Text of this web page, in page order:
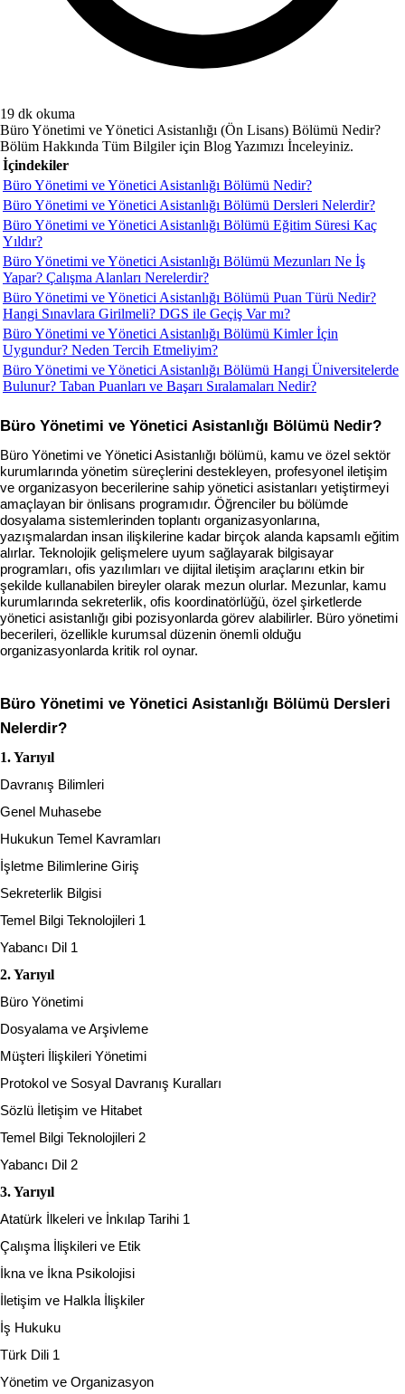
19 dk okuma
Büro Yönetimi ve Yönetici Asistanlığı (Ön Lisans) Bölümü Nedir?
Bölüm Hakkında Tüm Bilgiler için Blog Yazımızı İnceleyiniz.
İçindekiler
Büro Yönetimi ve Yönetici Asistanlığı Bölümü Nedir?
Büro Yönetimi ve Yönetici Asistanlığı Bölümü Dersleri Nelerdir?
Büro Yönetimi ve Yönetici Asistanlığı Bölümü Eğitim Süresi Kaç
Yıldır?
Büro Yönetimi ve Yönetici Asistanlığı Bölümü Mezunları Ne İş
Yapar? Çalışma Alanları Nerelerdir?
Büro Yönetimi ve Yönetici Asistanlığı Bölümü Puan Türü Nedir?
Hangi Sınavlara Girilmeli? DGS ile Geçiş Var mı?
Büro Yönetimi ve Yönetici Asistanlığı Bölümü Kimler İçin
Uygundur? Neden Tercih Etmeliyim?
Büro Yönetimi ve Yönetici Asistanlığı Bölümü Hangi Üniversitelerde
Bulunur? Taban Puanları ve Başarı Sıralamaları Nedir?
Büro Yönetimi ve Yönetici Asistanlığı Bölümü Nedir?
Büro Yönetimi ve Yönetici Asistanlığı bölümü, kamu ve özel sektör
kurumlarında yönetim süreçlerini destekleyen, profesyonel iletişim
ve organizasyon becerilerine sahip yönetici asistanları yetiştirmeyi
amaçlayan bir önlisans programıdır. Öğrenciler bu bölümde
dosyalama sistemlerinden toplantı organizasyonlarına,
yazışmalardan insan ilişkilerine kadar birçok alanda kapsamlı eğitim
alırlar. Teknolojik gelişmelere uyum sağlayarak bilgisayar
programları, ofis yazılımları ve dijital iletişim araçlarını etkin bir
şekilde kullanabilen bireyler olarak mezun olurlar. Mezunlar, kamu
kurumlarında sekreterlik, ofis koordinatörlüğü, özel şirketlerde
yönetici asistanlığı gibi pozisyonlarda görev alabilirler. Büro yönetimi
becerileri, özellikle kurumsal düzenin önemli olduğu
organizasyonlarda kritik rol oynar.
Büro Yönetimi ve Yönetici Asistanlığı Bölümü Dersleri
Nelerdir?
1. Yarıyıl
Davranış Bilimleri
Genel Muhasebe
Hukukun Temel Kavramları
İşletme Bilimlerine Giriş
Sekreterlik Bilgisi
Temel Bilgi Teknolojileri 1
Yabancı Dil 1
2. Yarıyıl
Büro Yönetimi
Dosyalama ve Arşivleme
Müşteri İlişkileri Yönetimi
Protokol ve Sosyal Davranış Kuralları
Sözlü İletişim ve Hitabet
Temel Bilgi Teknolojileri 2
Yabancı Dil 2
3. Yarıyıl
Atatürk İlkeleri ve İnkılap Tarihi 1
Çalışma İlişkileri ve Etik
İkna ve İkna Psikolojisi
İletişim ve Halkla İlişkiler
İş Hukuku
Türk Dili 1
Yönetim ve Organizasyon